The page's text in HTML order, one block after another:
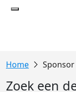
Sponsor
Zoek een